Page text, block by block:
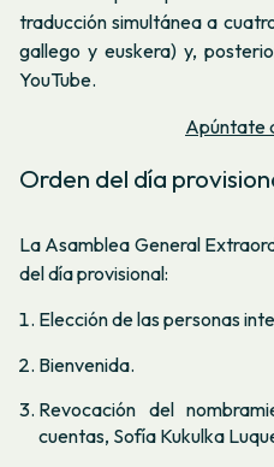
traducción simultánea a
gallego y euskera) y,
YouTube.
Apúntate
Orden del día
La Asamblea General
del día provisional:
Elección de las personas
Bienvenida.
Revocación del
cuentas, Sofía Kukulka